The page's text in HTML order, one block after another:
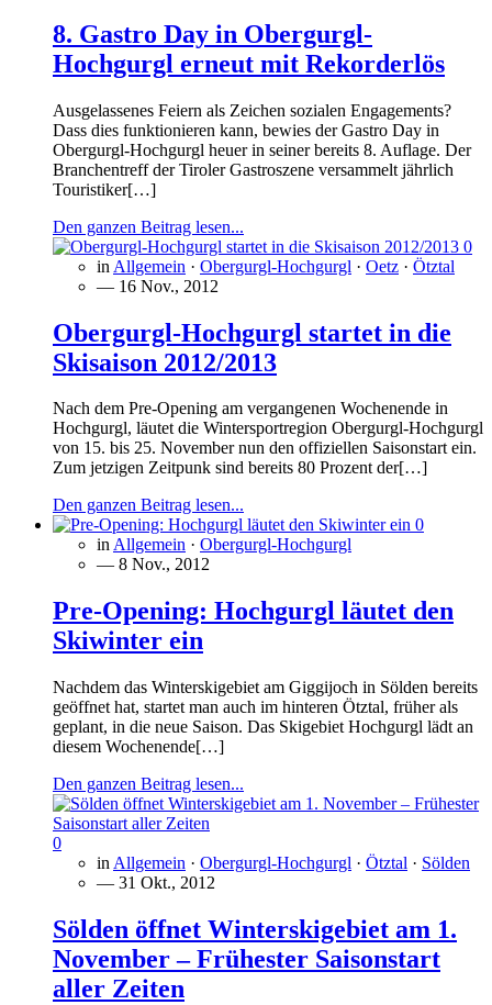
8. Gastro Day in Obergurgl-
Hochgurgl erneut mit Rekorderlös
Ausgelassenes Feiern als Zeichen sozialen Engagements?
Dass dies funktionieren kann, bewies der Gastro Day in
Obergurgl-Hochgurgl heuer in seiner bereits 8. Auflage. Der
Branchentreff der Tiroler Gastroszene versammelt jährlich
Touristiker[…]
Den ganzen Beitrag lesen...
0
in Allgemein · Obergurgl-Hochgurgl · Oetz · Ötztal
— 16 Nov., 2012
Obergurgl-Hochgurgl startet in die
Skisaison 2012/2013
Nach dem Pre-Opening am vergangenen Wochenende in
Hochgurgl, läutet die Wintersportregion Obergurgl-Hochgurgl
von 15. bis 25. November nun den offiziellen Saisonstart ein.
Zum jetzigen Zeitpunk sind bereits 80 Prozent der[…]
Den ganzen Beitrag lesen...
0
inAllgemein · Obergurgl-Hochgurgl
— 8 Nov., 2012
Pre-Opening: Hochgurgl läutet den
Skiwinter ein
Nachdem das Winterskigebiet am Giggijoch in Sölden bereits
geöffnet hat, startet man auch im hinteren Ötztal, früher als
geplant, in die neue Saison. Das Skigebiet Hochgurgl lädt an
diesem Wochenende[…]
Den ganzen Beitrag lesen...
0
in Allgemein · Obergurgl-Hochgurgl · Ötztal · Sölden
— 31 Okt., 2012
Sölden öffnet Winterskigebiet am 1.
November – Frühester Saisonstart
aller Zeiten